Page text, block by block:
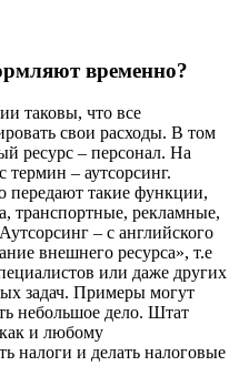
временно?
таковы, что все
свои расходы. В том
ресурс – персонал. На
– аутсорсинг.
передают такие функции,
транспортные, рекламные,
– с английского
внешнего ресурса», т.е
или даже других
задач. Примеры могут
небольшое дело. Штат
и любому
налоги и делать налоговые